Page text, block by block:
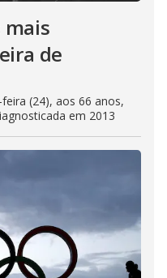
mais
de
(24), aos 66 anos,
em 2013